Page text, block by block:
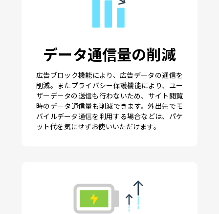
データ通信量の削減
広告ブロック機能により、広告データの通信を
削減。またプライバシー保護機能により、ユー
ザーデータの送信も行わないため、サイト閲覧
時のデータ通信量も削減できます。外出先でモ
バイルデータ通信を利用する場合などは、パケ
ット代を気にせずお使いいただけます。